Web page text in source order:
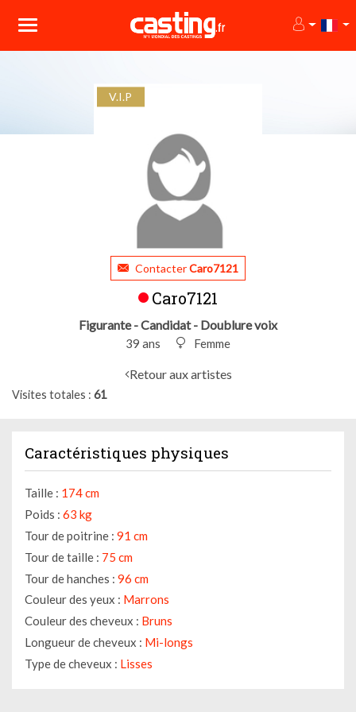
V.I.P
ContacterCaro7121
Caro7121
Figurante - Candidat - Doublure voix
39 ans Femme
Retour aux artistes
Visites totales 61
Caractéristiques physiques
Taille : 174 cm
Poids : 63 kg
Tour de poitrine : 91 cm
Tour de taille : 75 cm
Tour de hanches : 96 cm
Couleur des yeux : Marrons
Couleur des cheveux : Bruns
Longueur de cheveux : Mi-longs
Type de cheveux : Lisses